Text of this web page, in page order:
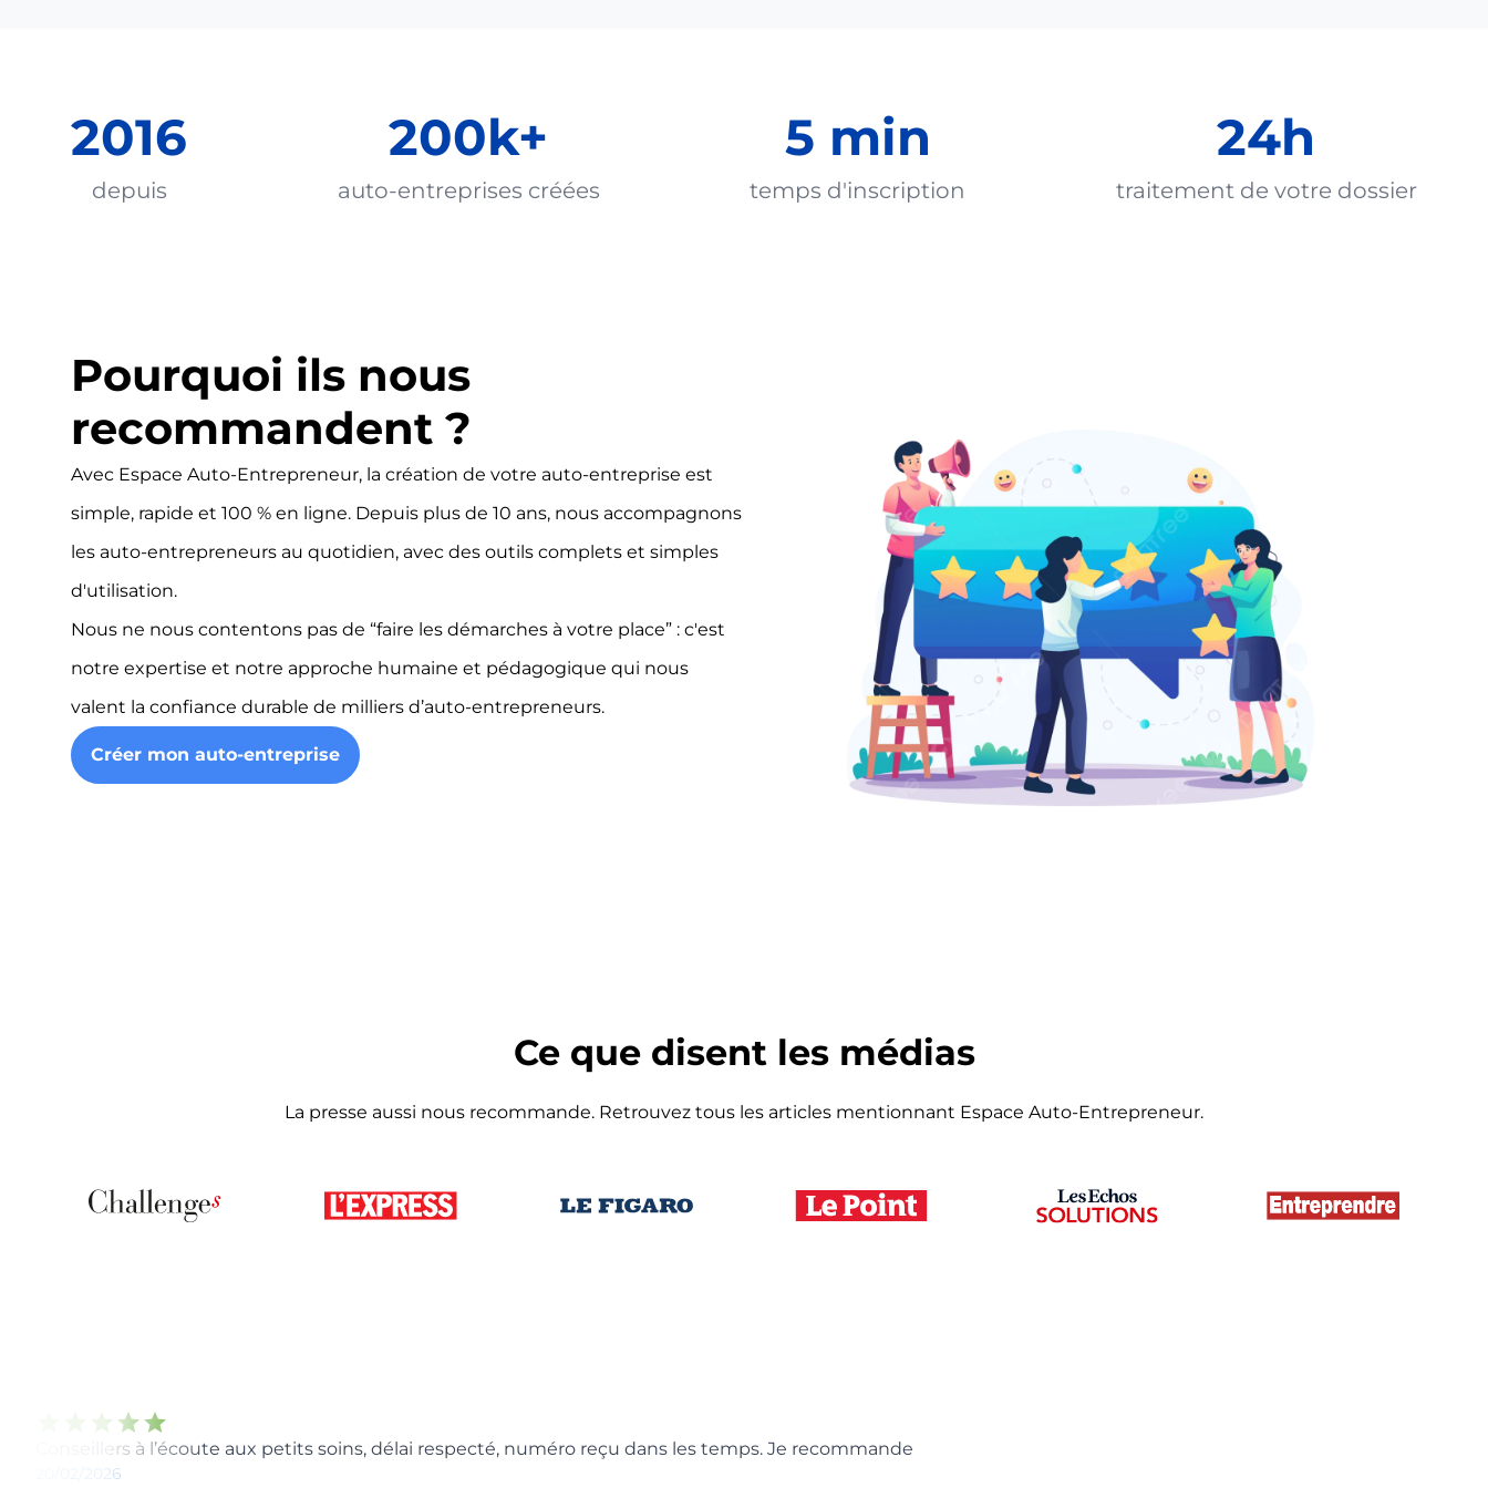
2016
depuis
200k+
auto-entreprises créées
5 min
temps d'inscription
24h
traitement de votre dossier
Pourquoi ils nous
recommandent ?
Avec Espace Auto-Entrepreneur, la création de votre auto-entreprise est
simple, rapide et 100 % en ligne. Depuis plus de 10 ans, nous accompagnons
les auto-entrepreneurs au quotidien, avec des outils complets et simples
d'utilisation.
Nous ne nous contentons pas de “faire les démarches à votre place” : c'est
notre expertise et notre approche humaine et pédagogique qui nous
valent la confiance durable de milliers d’auto-entrepreneurs.
Créer mon auto-entreprise
Ce que disent les médias
La presse aussi nous recommande. Retrouvez tous les articles mentionnant Espace Auto-Entrepreneur.
star starstar
Conseillers à l’écoute aux petits soins, délai respecté, numéro reçu dans les temps. Je recommande
20/02/2026